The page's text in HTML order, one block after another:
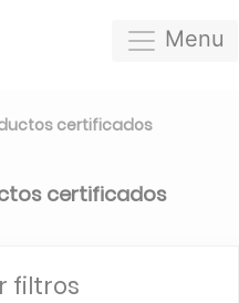
Menu
certificados
certificados
filtros